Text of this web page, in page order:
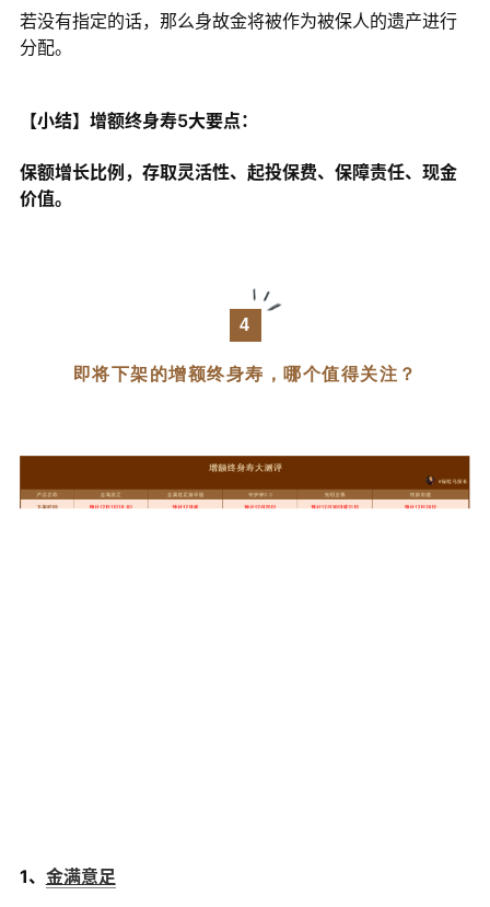
若没有指定的话，那么身故金将被作为被保人的遗产进行
分配。
【小结】增额终身寿5大要点：
保额增长比例，存取灵活性、起投保费、保障责任、现金
价值。
4
即将下架的增额终身寿，哪个值得关注？
1、 金满意足